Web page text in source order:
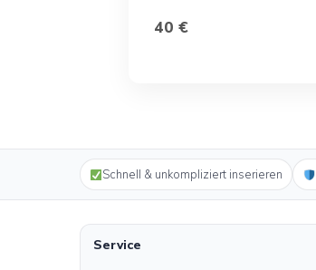
40 €
Schnell & unkompliziert inserieren
Service